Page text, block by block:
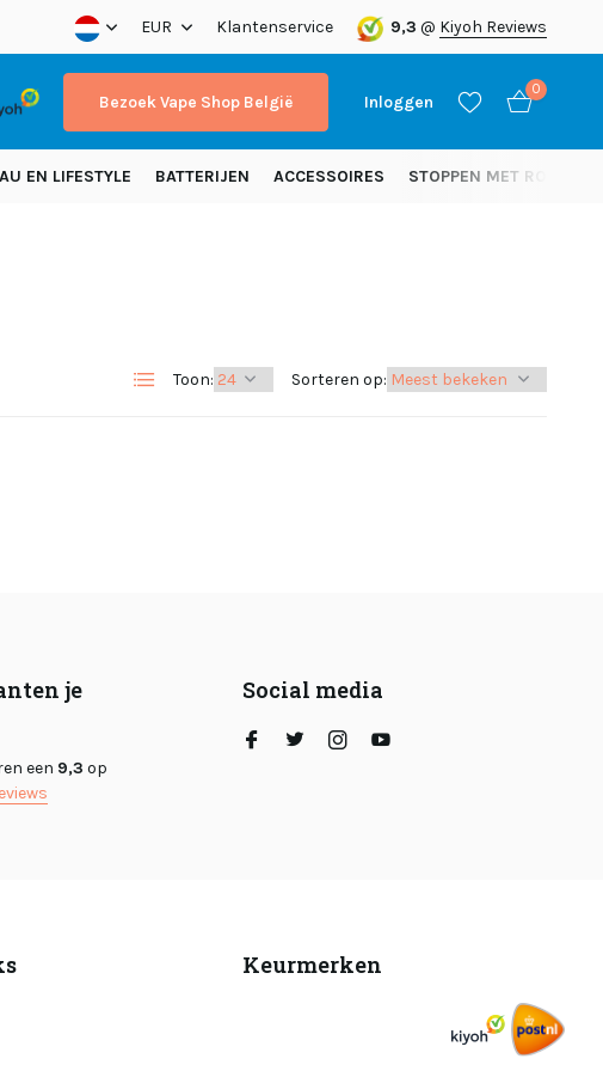
verzending vanaf 50 euro (NL)
EUR Klantenservice 9,3 @ Kiyoh Reviews
Bezoek Vape Shop België Inloggen
0
EN LIFESTYLE BATTERIJEN ACCESSOIRES STOPPEN MET ROKEN
Toon: Sorteren op:
je
een 9,3 op
Social media
Keurmerken